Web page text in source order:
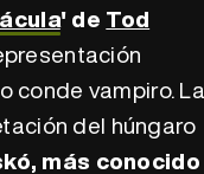
' de Tod
conde vampiro. La
del húngaro
más conocido